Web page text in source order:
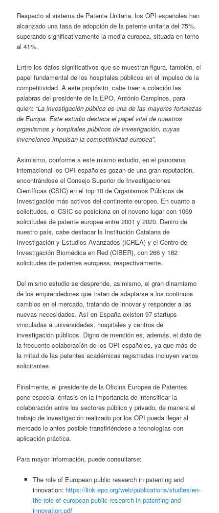
Respecto al sistema de Patente Unitaria, los OPI españoles han
alcanzado una tasa de adopción de la patente unitaria del 75%,
superando significativamente la media europea, situada en torno
al 41%.
Entre los datos significativos que se muestran figura, también, el
papel fundamental de los hospitales públicos en el impulso de la
competitividad. A este propósito, cabe traer a colación las
palabras del presidente de la EPO, António Campinos, para
quien: “La investigación pública es una de las mayores fortalezas
de Europa. Este estudio destaca el papel vital de nuestros
organismos y hospitales públicos de investigación, cuyas
invenciones impulsan la competitividad europea”.
Asimismo, conforme a este mismo estudio, en el panorama
internacional los OPI españoles gozan de una gran reputación,
encontrándose el Consejo Superior de Investigaciones
Científicas (CSIC) en el top 10 de Organismos Públicos de
Investigación más activos del continente europeo. En cuanto a
solicitudes, el CSIC se posiciona en el noveno lugar con 1069
solicitudes de patente europea entre 2001 y 2020. Dentro de
nuestro país, cabe destacar la Institución Catalana de
Investigación y Estudios Avanzados (ICREA) y el Centro de
Investigación Biomédica en Red (CIBER), con 266 y 182
solicitudes de patentes europeas, respectivamente.
Del mismo estudio se desprende, asimismo, el gran dinamismo
de los emprendedores que tratan de adaptarse a los continuos
cambios en el mercado, tratando de innovar y responder a las
nuevas necesidades. Así en España existen 97 startups
vinculadas a universidades, hospitales y centros de
investigación públicos. Digno de mención es, además, el dato de
la frecuente colaboración de los OPI españoles, ya que más de
la mitad de las patentes académicas registradas incluyen varios
solicitantes.
Finalmente, el presidente de la Oficina Europea de Patentes
pone especial énfasis en la importancia de intensificar la
colaboración entre los sectores público y privado, de manera el
trabajo de investigación realizado por los OPI pueda llegar al
mercado lo antes posible transfiriéndose a tecnologías con
aplicación práctica.
Para mayor información, puede consultarse:
The role of European public research in patenting and
innovation: https://link.epo.org/web/publications/studies/en-
the-role-of-european-public-research-in-patenting-and-
innovation.pdf